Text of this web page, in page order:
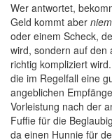
Wer antwortet,
Geld kommt aber
oder einem Scheck,
wird, sondern auf den
richtig kompliziert
die im Regelfall eine
angeblichen
Vorleistung nach der
Fuffie für die
da einen Hunnie für